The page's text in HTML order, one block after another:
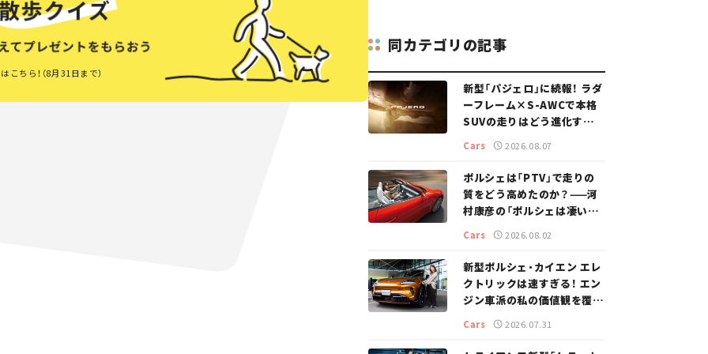
こちら！（8月31日まで）
同カテゴリの記事
新型「パジェロ」に続報！ ラダ
ーフレーム×S-AWCで本格
SUVの走りはどう進化する？
【新車ニュース】
Cars 2026.08.07
ポルシェは「PTV」で走りの
質をどう高めたのか？——河
村康彦の「ポルシェは凄い！」
Cars 2026.08.02
新型ポルシェ・カイエン エレ
クトリックは速すぎる！ エン
ジン車派の私の価値観を覆し
た、新しいポルシェの走り。
Cars 2026.07.31